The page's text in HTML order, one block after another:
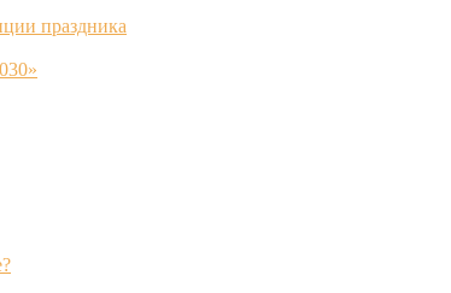
праздника